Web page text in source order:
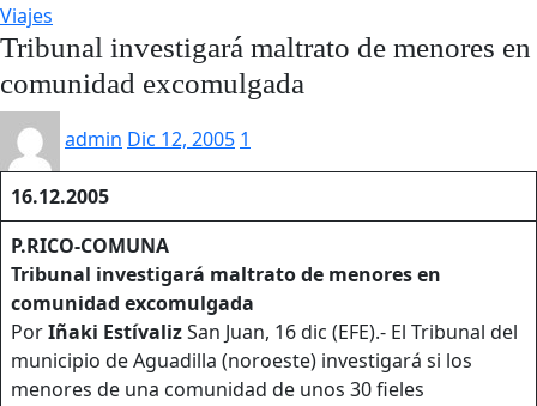
Viajes
Tribunal investigará maltrato de menores en
comunidad excomulgada
admin Dic 12, 2005 1
16.12.2005
P.RICO-COMUNA
Tribunal investigará maltrato de menores en
comunidad excomulgada
PorIñaki EstívalizSan Juan, 16 dic (EFE).- El Tribunal del
municipio de Aguadilla (noroeste) investigará si los
menores de una comunidad de unos 30 fieles